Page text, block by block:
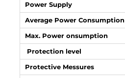
Power Supply
Average Power Consumption
Max. Power onsumption
Protection level
Protective Messures